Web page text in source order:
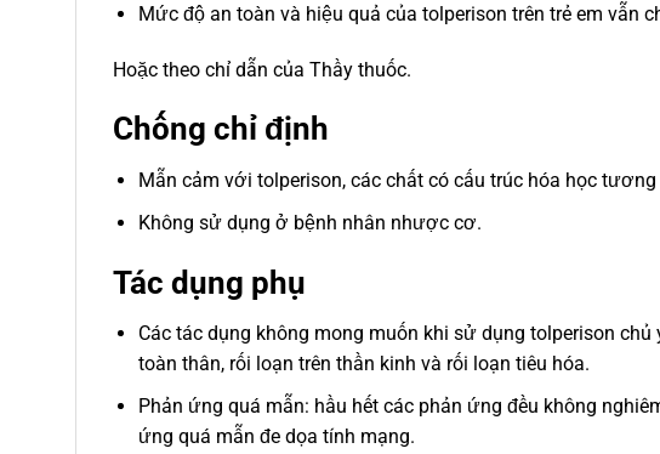
Mức độ an toàn và hiệu quả của tolperison trên trẻ em vẫn
Hoặc theo chỉ dẫn của Thầy thuốc.
Chống chỉ định
Mẫn cảm với tolperison, các chất có cấu trúc hóa học
Không sử dụng ở bệnh nhân nhược cơ.
Tác dụng phụ
Các tác dụng không mong muốn khi sử dụng tolperison
toàn thân, rối loạn trên thần kinh và rối loạn tiêu hóa.
Phản ứng quá mẫn: hầu hết các phản ứng đều không
ứng quá mẫn đe dọa tính mạng.